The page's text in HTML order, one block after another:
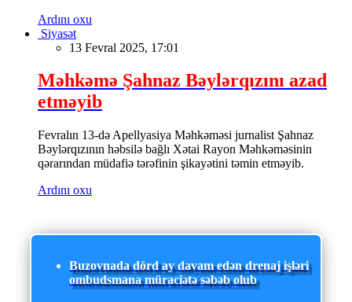
Ardını oxu
Siyasət
13 Fevral 2025, 17:01
Məhkəmə Şahnaz Bəylərqızını azad
etməyib
Fevralın 13-də Apellyasiya Məhkəməsi jurnalist Şahnaz
Bəylərqızının həbsilə bağlı Xətai Rayon Məhkəməsinin
qərarından müdafiə tərəfinin şikayətini təmin etməyib.
Ardını oxu
Buzovnada dörd ay davam edən drenaj işləri
ombudsmana müraciətə səbəb olub